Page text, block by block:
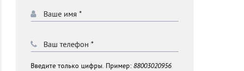
Введите только цифры. Пример: 88003020956